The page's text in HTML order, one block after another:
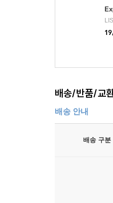
배송/반품/교
배송 안내
배송 구분